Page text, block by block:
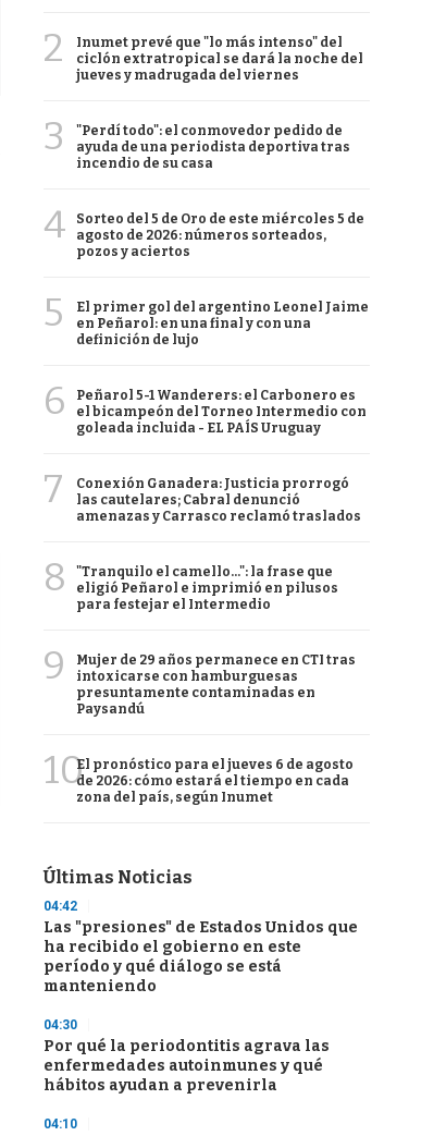
2
Inumet prevé que "lo más intenso" del
ciclón extratropical se dará la noche del
jueves y madrugada del viernes
3
"Perdí todo": el conmovedor pedido de
ayuda de una periodista deportiva tras
incendio de su casa
4
Sorteo del 5 de Oro de este miércoles 5 de
agosto de 2026: números sorteados,
pozos y aciertos
5
El primer gol del argentino Leonel Jaime
en Peñarol: en una final y con una
definición de lujo
6
Peñarol 5-1 Wanderers: el Carbonero es
el bicampeón del Torneo Intermedio con
goleada incluida - EL PAÍS Uruguay
7
Conexión Ganadera: Justicia prorrogó
las cautelares; Cabral denunció
amenazas y Carrasco reclamó traslados
8
"Tranquilo el camello...": la frase que
eligió Peñarol e imprimió en pilusos
para festejar el Intermedio
9
Mujer de 29 años permanece en CTI tras
intoxicarse con hamburguesas
presuntamente contaminadas en
Paysandú
10El pronóstico para el jueves 6 de agosto
de 2026: cómo estará el tiempo en cada
zona del país, según Inumet
Últimas Noticias
04:42
Las "presiones" de Estados Unidos que
ha recibido el gobierno en este
período y qué diálogo se está
manteniendo
04:30
Por qué la periodontitis agrava las
enfermedades autoinmunes y qué
hábitos ayudan a prevenirla
04:10